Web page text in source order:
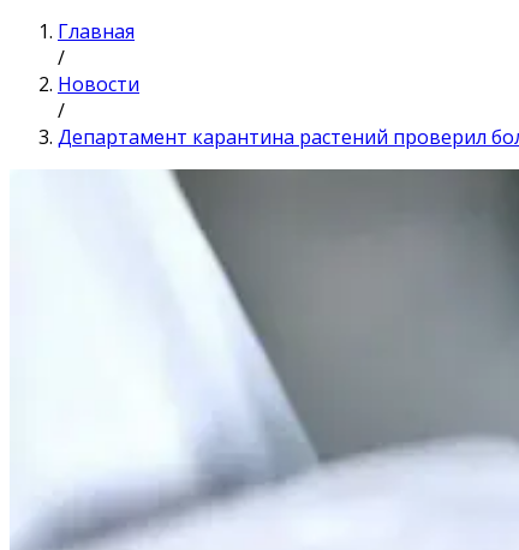
Главная
/
Новости
/
Департамент карантина растений проверил